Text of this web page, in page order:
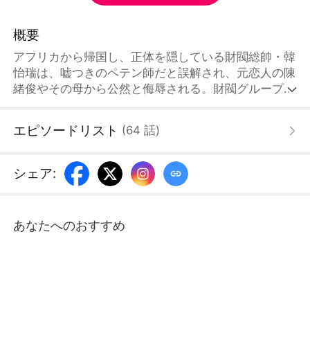
概要
アフリカから帰国し、正体を隠している財閥総帥・韓
怡瑞は、嘘つきのペテン師だと誤解され、元恋人の陳
緒俊やその母から公然と侮辱される。財閥グループの
決意する。敵が一線を越え始めると、韓怡瑞は反撃に
ーレディ」という自らの正体を明かす。
エピソードリスト (64 話)
シェア:
あなたへのおすすめ